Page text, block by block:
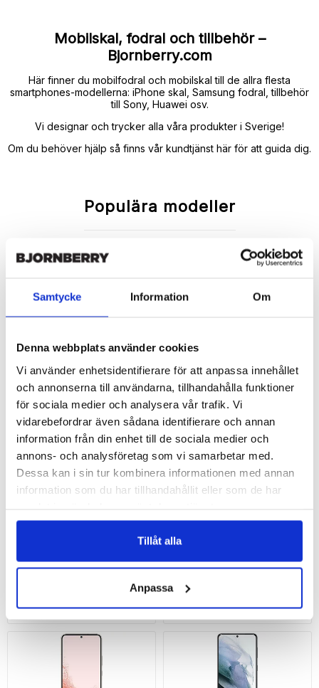
Samtycke Information Om
Denna webbplats använder cookies
Vi använder enhetsidentifierare för att anpassa innehållet
och annonserna till användarna, tillhandahålla funktioner
för sociala medier och analysera vår trafik. Vi
vidarebefordrar även sådana identifierare och annan
information från din enhet till de sociala medier och
annons- och analysföretag som vi samarbetar med.
Dessa kan i sin tur kombinera informationen med annan
information som du har tillhandahållit eller som de har
Tillåt alla
Anpassa
Mobilskal, fodral och tillbehör –
Bjornberry.com
Här finner du mobilfodral och mobilskal till de allra flesta
smartphones-modellerna: iPhone skal, Samsung fodral, tillbehör
till Sony, Huawei osv.
Vi designar och trycker alla våra produkter i Sverige!
Om du behöver hjälp så finns vår kundtjänst här för att guida dig.
Populära modeller
iPhone 13 iPhone 12
Samsung Galaxy S24 5G Samsung Galaxy S23 5G